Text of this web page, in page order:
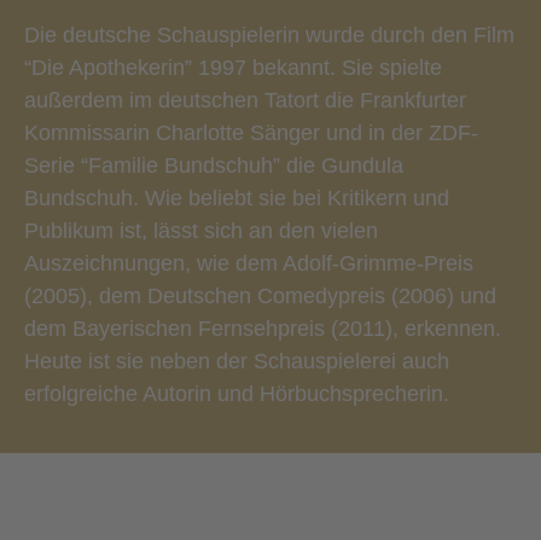
Die deutsche Schauspielerin wurde durch den Film
“Die Apothekerin” 1997 bekannt. Sie spielte
außerdem im deutschen Tatort die Frankfurter
Kommissarin Charlotte Sänger und in der ZDF-
Serie “Familie Bundschuh” die Gundula
Bundschuh. Wie beliebt sie bei Kritikern und
Publikum ist, lässt sich an den vielen
Auszeichnungen, wie dem Adolf-Grimme-Preis
(2005), dem Deutschen Comedypreis (2006) und
dem Bayerischen Fernsehpreis (2011), erkennen.
Heute ist sie neben der Schauspielerei auch
erfolgreiche Autorin und Hörbuchsprecherin.